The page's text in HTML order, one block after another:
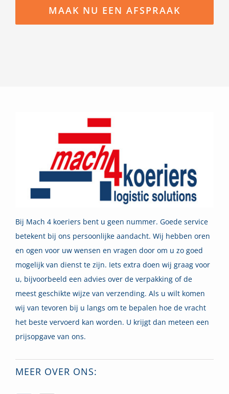
MAAK NU EEN AFSPRAAK
Bij Mach 4 koeriers bent u geen nummer. Goede service
betekent bij ons persoonlijke aandacht. Wij hebben oren
en ogen voor uw wensen en vragen door om u zo goed
mogelijk van dienst te zijn. Iets extra doen wij graag voor
u, bijvoorbeeld een advies over de verpakking of de
meest geschikte wijze van verzending. Als u wilt komen
wij van tevoren bij u langs om te bepalen hoe de vracht
het beste vervoerd kan worden. U krijgt dan meteen een
prijsopgave van ons.
MEER OVER ONS: